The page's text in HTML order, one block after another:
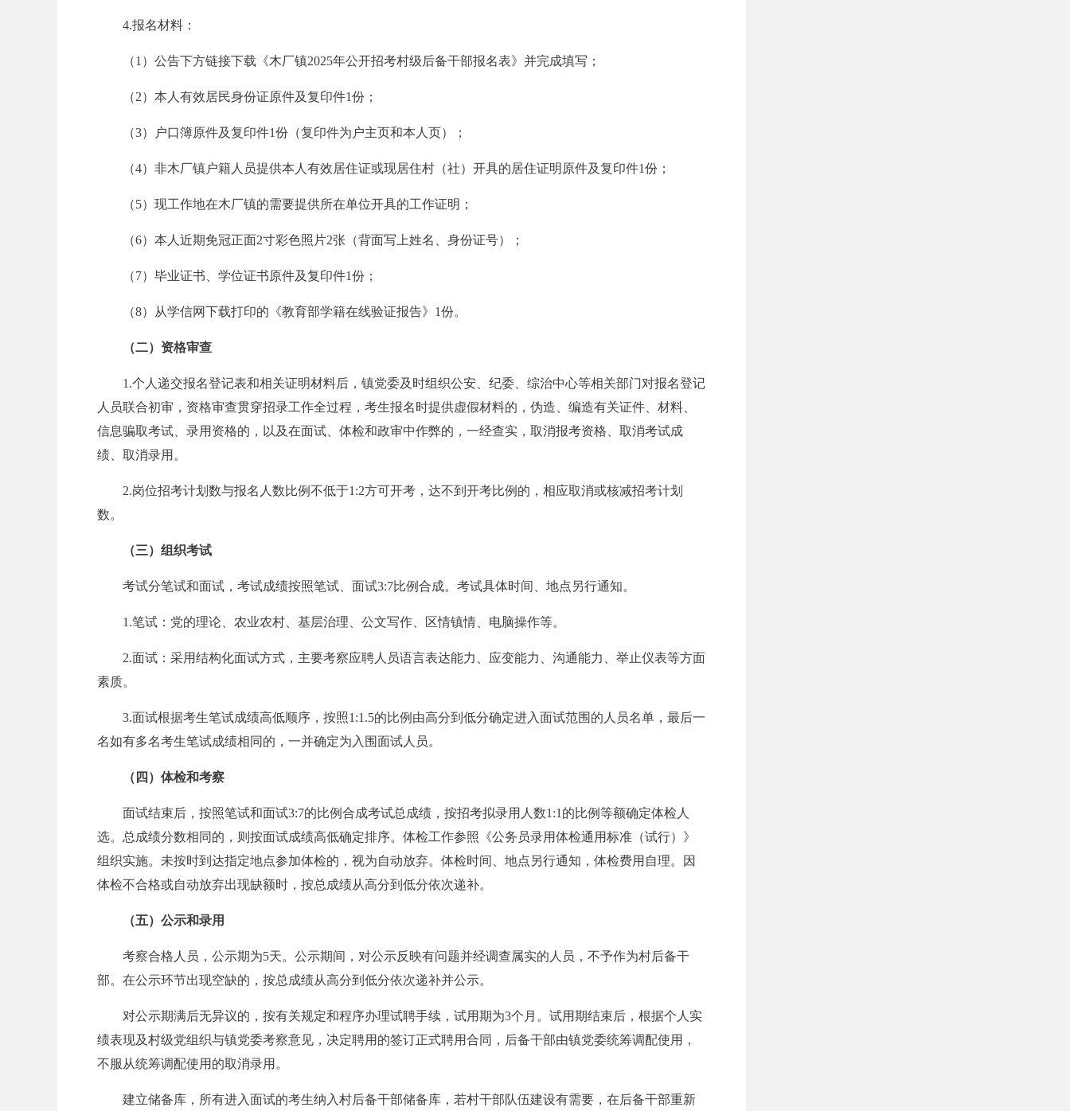
4.报名材料：
（1）公告下方链接下载《木厂镇2025年公开招考村级后备干部报名表》并完成填写；
（2）本人有效居民身份证原件及复印件1份；
（3）户口簿原件及复印件1份（复印件为户主页和本人页）；
（4）非木厂镇户籍人员提供本人有效居住证或现居住村（社）开具的居住证明原件及复印件1份；
（5）现工作地在木厂镇的需要提供所在单位开具的工作证明；
（6）本人近期免冠正面2寸彩色照片2张（背面写上姓名、身份证号）；
（7）毕业证书、学位证书原件及复印件1份；
（8）从学信网下载打印的《教育部学籍在线验证报告》1份。
（二） 资格审查
1.个人递交报名登记表和相关证明材料后，镇党委及时组织公安、纪委、综治中心等相关部门对报名登记
人员联合初审，资格审查贯穿招录工作全过程，考生报名时提供虚假材料的，伪造、编造有关证件、材料、
信息骗取考试、录用资格的，以及在面试、体检和政审中作弊的，一经查实，取消报考资格、取消考试成
绩、取消录用。
2.岗位招考计划数与报名人数比例不低于1:2方可开考，达不到开考比例的，相应取消或核减招考计划
数。
（三） 组织考试
考试分笔试和面试，考试成绩按照笔试、面试3:7比例合成。考试具体时间、地点另行通知。
1.笔试：党的理论、农业农村、基层治理、公文写作、区情镇情、电脑操作等。
2.面试：采用结构化面试方式，主要考察应聘人员语言表达能力、应变能力、沟通能力、举止仪表等方面
素质。
3.面试根据考生笔试成绩高低顺序，按照1:1.5的比例由高分到低分确定进入面试范围的人员名单，最后一
名如有多名考生笔试成绩相同的，一并确定为入围面试人员。
（四）体检和考察
面试结束后，按照笔试和面试3:7的比例合成考试总成绩，按招考拟录用人数1:1的比例等额确定体检人
选。总成绩分数相同的，则按面试成绩高低确定排序。体检工作参照《公务员录用体检通用标准（试行）》
组织实施。未按时到达指定地点参加体检的，视为自动放弃。体检时间、地点另行通知，体检费用自理。因
体检不合格或自动放弃出现缺额时，按总成绩从高分到低分依次递补。
（五）公示和录用
考察合格人员，公示期为5天。公示期间，对公示反映有问题并经调查属实的人员，不予作为村后备干
部。在公示环节出现空缺的，按总成绩从高分到低分依次递补并公示。
对公示期满后无异议的，按有关规定和程序办理试聘手续，试用期为3个月。试用期结束后，根据个人实
绩表现及村级党组织与镇党委考察意见，决定聘用的签订正式聘用合同，后备干部由镇党委统筹调配使用，
不服从统筹调配使用的取消录用。
建立储备库，所有进入面试的考生纳入村后备干部储备库，若村干部队伍建设有需要，在后备干部重新